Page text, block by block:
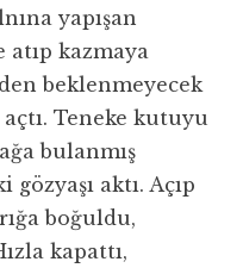
yapışan
atıp kazmaya
beklenmeyecek
Teneke kutuyu
bulanmış
aktı. Açıp
boğuldu,
kapattı,